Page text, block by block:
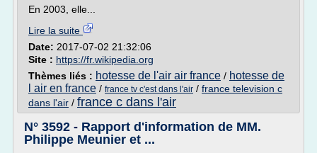
En 2003, elle...
Lire la suite
Date: 2017-07-02 21:32:06
Site : https://fr.wikipedia.org
Thèmes liés : hotesse de l'air air france / hotesse de
l air en france / france tv c'est dans l'air / france television c
dans l'air / france c dans l'air
N° 3592 - Rapport d'information de MM.
Philippe Meunier et ...